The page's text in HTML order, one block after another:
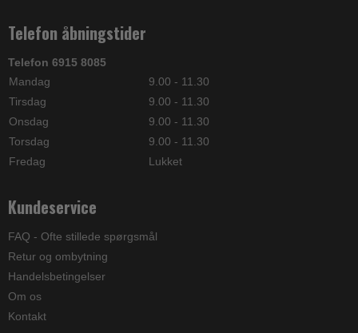
Telefon åbningstider
Telefon 6915 8085
Mandag
9.00 - 11.30
Tirsdag
9.00 - 11.30
Onsdag
9.00 - 11.30
Torsdag
9.00 - 11.30
Fredag
Lukket
Kundeservice
FAQ - Ofte stillede spørgsmål
Retur og ombytning
Handelsbetingelser
Om os
Kontakt